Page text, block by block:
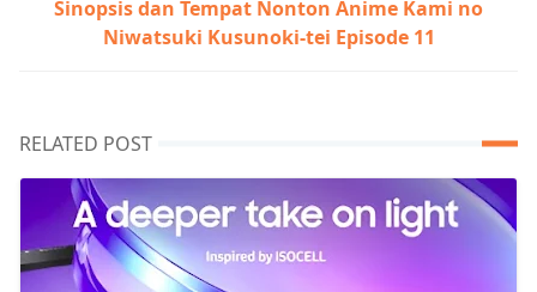
Sinopsis dan Tempat Nonton Anime Kami no
Niwatsuki Kusunoki-tei Episode 11
RELATED POST